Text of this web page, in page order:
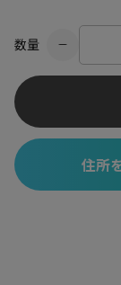
数量
住所